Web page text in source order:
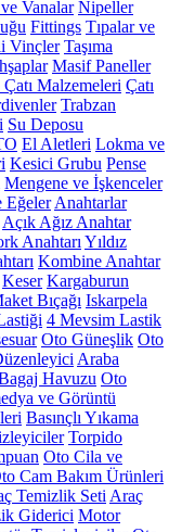
Vanalar Nipeller
Fittings Tıpalar ve
Vinçler Taşıma
Masif Paneller
Malzemeleri Çatı
Trabzan
Su Deposu
El Aletleri Lokma ve
Kesici Grubu Pense
Mengene ve İşkenceler
Eğeler Anahtarlar
Açık Ağız Anahtar
Anahtarı Yıldız
Kombine Anahtar
Keser Kargaburun
Bıçağı Iskarpela
4 Mevsim Lastik
Oto Güneşlik Oto
Araba
Havuzu Oto
ve Görüntü
Basınçlı Yıkama
Torpido
Oto Cila ve
Cam Bakım Ürünleri
Temizlik Seti Araç
Giderici Motor